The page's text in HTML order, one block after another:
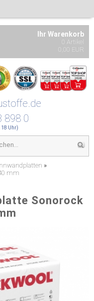
Ihr Warenkorb
0 Artikel
0,00 EUR
898 0
18 Uhr)
»
mm
Sonorock